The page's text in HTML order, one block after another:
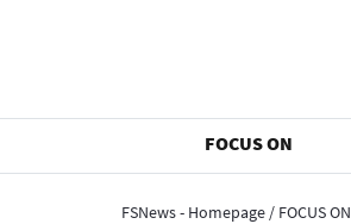
FOCUS ON
FSNews - Homepage / FOCUS ON